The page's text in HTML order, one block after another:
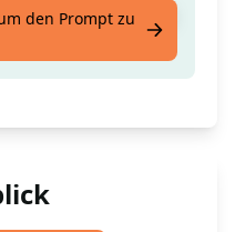
Review-Artikel in
den Prompt zu